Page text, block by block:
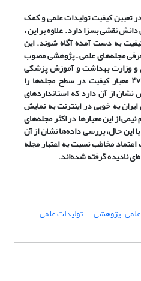
در تعیین کیفیت تولیدات علمی و کمک
نقشی بسزا دارد. علاوه بر این ،‌
به دست آمده آگاه شوند. این
مجله‌های علمی ـ پژوهشی مصوب
و وزارت بهداشت و آموزش پزشکی
ایران در اینترنت انجام شده و ٢٧ معیار کیفیت در سطح مجله‌ها را
از آن دارد که استانداردهای
به خوبی در اینترنت به نمایش
از این معیارها در اکثر مجله‌های
حال، بررسی داده‌ها نشان از آن
مخاطب نسبت به اعتبار مجله
نادیده گرفته شده‌اند.
ـ پژوهشی تولیدات علمی